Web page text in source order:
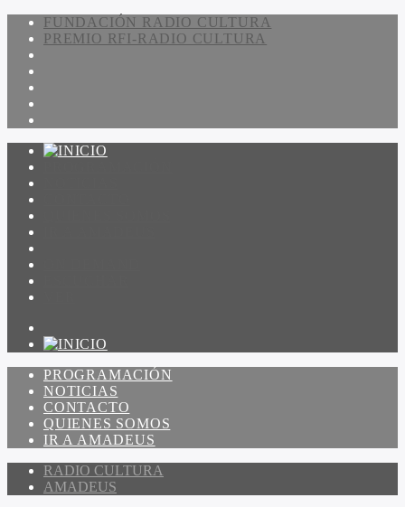
FUNDACIÓN RADIO CULTURA
PREMIO RFI-RADIO CULTURA
PROGRAMACIÓN
NOTICIAS
CONTACTO
QUIENES SOMOS
IR A AMADEUS
RADIO CULTURA
AMADEUS